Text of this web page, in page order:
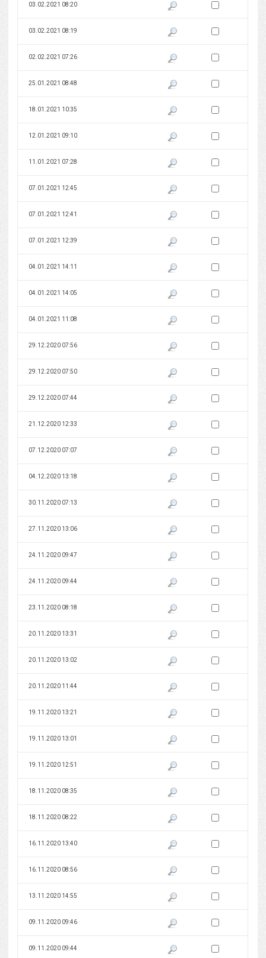
03.02.2021 08:20 Pokaż podgląd wersji z dnia
Zaznacz wersję do
03.02.2021 08:19 Pokaż podgląd wersji z dnia
Zaznacz wersję do
02.02.2021 07:26 Pokaż podgląd wersji z dnia
Zaznacz wersję do
25.01.2021 08:48 Pokaż podgląd wersji z dnia
Zaznacz wersję do
18.01.2021 10:35 Pokaż podgląd wersji z dnia
Zaznacz wersję do
12.01.2021 09:10 Pokaż podgląd wersji z dnia
Zaznacz wersję do
11.01.2021 07:28 Pokaż podgląd wersji z dnia
Zaznacz wersję do
07.01.2021 12:45 Pokaż podgląd wersji z dnia
Zaznacz wersję do
07.01.2021 12:41 Pokaż podgląd wersji z dnia
Zaznacz wersję do
07.01.2021 12:39 Pokaż podgląd wersji z dnia
Zaznacz wersję do
04.01.2021 14:11 Pokaż podgląd wersji z dnia
Zaznacz wersję do
04.01.2021 14:05 Pokaż podgląd wersji z dnia
Zaznacz wersję do
04.01.2021 11:08 Pokaż podgląd wersji z dnia
Zaznacz wersję do
29.12.2020 07:56 Pokaż podgląd wersji z dnia
Zaznacz wersję do
29.12.2020 07:50 Pokaż podgląd wersji z dnia
Zaznacz wersję do
29.12.2020 07:44 Pokaż podgląd wersji z dnia
Zaznacz wersję do
21.12.2020 12:33 Pokaż podgląd wersji z dnia
Zaznacz wersję do
07.12.2020 07:07 Pokaż podgląd wersji z dnia
Zaznacz wersję do
04.12.2020 13:18 Pokaż podgląd wersji z dnia
Zaznacz wersję do
30.11.2020 07:13 Pokaż podgląd wersji z dnia
Zaznacz wersję do
27.11.2020 13:06 Pokaż podgląd wersji z dnia
Zaznacz wersję do
24.11.2020 09:47 Pokaż podgląd wersji z dnia
Zaznacz wersję do
24.11.2020 09:44 Pokaż podgląd wersji z dnia
Zaznacz wersję do
23.11.2020 08:18 Pokaż podgląd wersji z dnia
Zaznacz wersję do
20.11.2020 13:31 Pokaż podgląd wersji z dnia
Zaznacz wersję do
20.11.2020 13:02 Pokaż podgląd wersji z dnia
Zaznacz wersję do
20.11.2020 11:44 Pokaż podgląd wersji z dnia
Zaznacz wersję do
19.11.2020 13:21 Pokaż podgląd wersji z dnia
Zaznacz wersję do
19.11.2020 13:01 Pokaż podgląd wersji z dnia
Zaznacz wersję do
19.11.2020 12:51 Pokaż podgląd wersji z dnia
Zaznacz wersję do
18.11.2020 08:35 Pokaż podgląd wersji z dnia
Zaznacz wersję do
18.11.2020 08:22 Pokaż podgląd wersji z dnia
Zaznacz wersję do
16.11.2020 13:40 Pokaż podgląd wersji z dnia
Zaznacz wersję do
16.11.2020 08:56 Pokaż podgląd wersji z dnia
Zaznacz wersję do
13.11.2020 14:55 Pokaż podgląd wersji z dnia
Zaznacz wersję do
09.11.2020 09:46 Pokaż podgląd wersji z dnia
Zaznacz wersję do
09.11.2020 09:44 Pokaż podgląd wersji z dnia
Zaznacz wersję do